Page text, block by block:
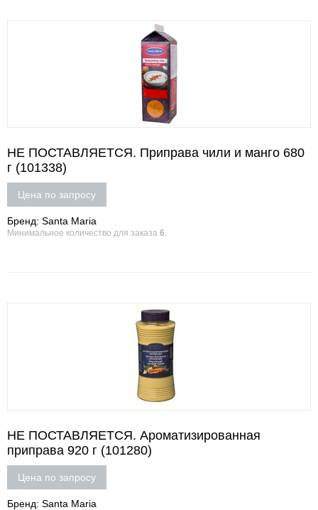
НЕ ПОСТАВЛЯЕТСЯ. Приправа чили и манго 680
г (101338)
Цена по запросу
Бренд: Santa Maria
Минимальное количество для заказа 6.
НЕ ПОСТАВЛЯЕТСЯ. Ароматизированная
приправа 920 г (101280)
Цена по запросу
Бренд: Santa Maria